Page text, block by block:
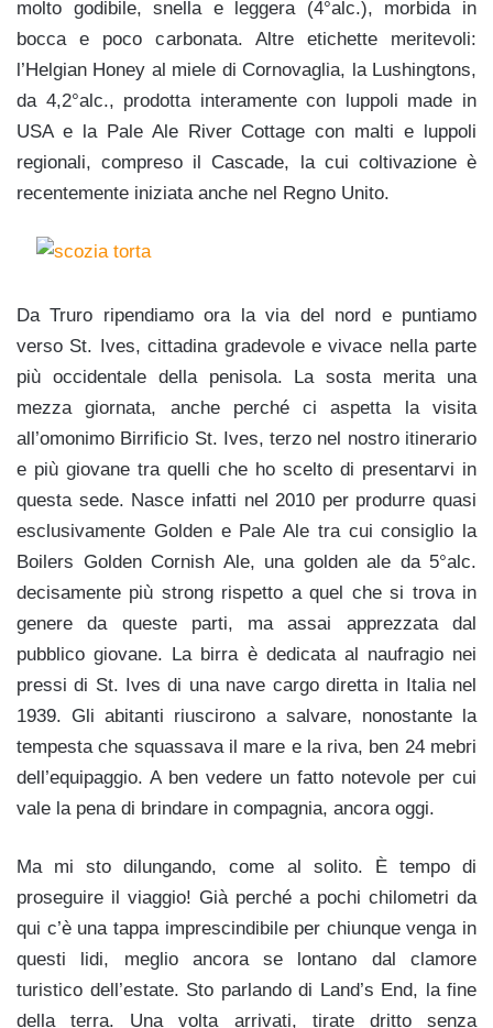
molto godibile, snella e leggera (4°alc.), morbida in
bocca e poco carbonata. Altre etichette meritevoli:
l’Helgian Honey al miele di Cornovaglia, la Lushingtons,
da 4,2°alc., prodotta interamente con luppoli made in
USA e la Pale Ale River Cottage con malti e luppoli
regionali, compreso il Cascade, la cui coltivazione è
recentemente iniziata anche nel Regno Unito.
Da Truro ripendiamo ora la via del nord e puntiamo
verso St. Ives, cittadina gradevole e vivace nella parte
più occidentale della penisola. La sosta merita una
mezza giornata, anche perché ci aspetta la visita
all’omonimo Birrificio St. Ives, terzo nel nostro itinerario
e più giovane tra quelli che ho scelto di presentarvi in
questa sede. Nasce infatti nel 2010 per produrre quasi
esclusivamente Golden e Pale Ale tra cui consiglio la
Boilers Golden Cornish Ale, una golden ale da 5°alc.
decisamente più strong rispetto a quel che si trova in
genere da queste parti, ma assai apprezzata dal
pubblico giovane. La birra è dedicata al naufragio nei
pressi di St. Ives di una nave cargo diretta in Italia nel
1939. Gli abitanti riuscirono a salvare, nonostante la
tempesta che squassava il mare e la riva, ben 24 mebri
dell’equipaggio. A ben vedere un fatto notevole per cui
vale la pena di brindare in compagnia, ancora oggi.
Ma mi sto dilungando, come al solito. È tempo di
proseguire il viaggio! Già perché a pochi chilometri da
qui c’è una tappa imprescindibile per chiunque venga in
questi lidi, meglio ancora se lontano dal clamore
turistico dell’estate. Sto parlando di Land’s End, la fine
della terra. Una volta arrivati, tirate dritto senza